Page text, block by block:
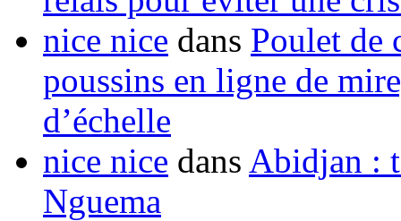
nice nice dans Poulet de
poussins en ligne de
d’échelle
nice nice dans Abidjan :
Nguema